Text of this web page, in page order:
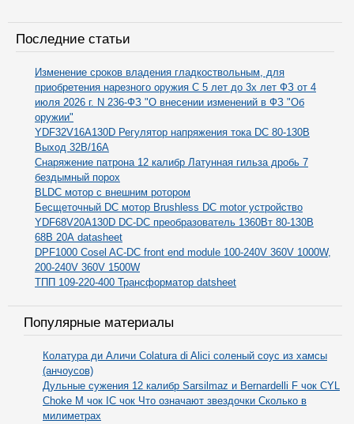
Последние статьи
Изменение сроков владения гладкоствольным, для
приобретения нарезного оружия С 5 лет до 3х лет ФЗ от 4
июля 2026 г. N 236-ФЗ "О внесении изменений в ФЗ "Об
оружии"
YDF32V16A130D Регулятор напряжения тока DC 80-130В
Выход 32В/16А
Снаряжение патрона 12 калибр Латунная гильза дробь 7
бездымный порох
BLDC мотор с внешним ротором
Бесщеточный DC мотор Brushless DC motor устройство
YDF68V20A130D DC-DC преобразователь 1360Вт 80-130В
68В 20А datasheet
DPF1000 Cosel AC-DC front end module 100-240V 360V 1000W,
200-240V 360V 1500W
ТПП 109-220-400 Трансформатор datsheet
Популярные материалы
Колатура ди Аличи Colatura di Alici соленый соус из хамсы
(анчоусов)
Дульные сужения 12 калибр Sarsilmaz и Bernardelli F чок CYL
Choke M чок IC чок Что означают звездочки Сколько в
милиметрах